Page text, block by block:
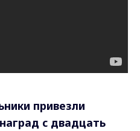
привезли
с двадцать